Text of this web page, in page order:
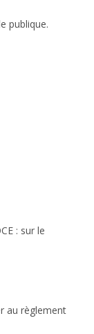
publique.
: sur le
au règlement